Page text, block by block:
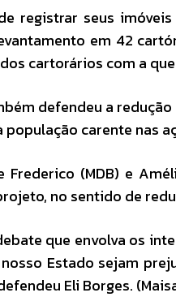
registrar seus
em 42
cartorários com a
defendeu a
carente nas
Frederico (MDB) e
no sentido de
que envolva os
Estado sejam
Eli Borges.